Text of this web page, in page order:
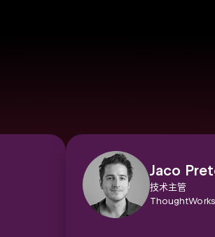
Jaco
技术主管
ThoughtWorks